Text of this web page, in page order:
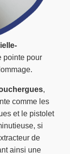
pointe pour
,
comme les
et le pistolet
si
de
ainsi une